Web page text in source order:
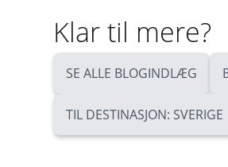
Klar til mere?
SE ALLE BLOGINDLÆG
TIL DESTINASJON: SVERIGE